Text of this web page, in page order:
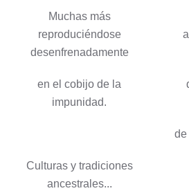
Muchas más
reproduciéndose
desenfrenadamente
en el cobijo de la
impunidad.
Culturas y tradiciones
ancestrales...
de